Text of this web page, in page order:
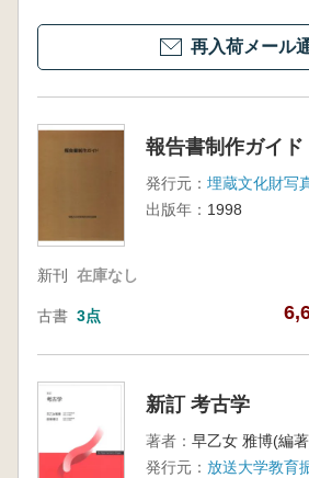
再入荷メール
報告書制作ガイド
発行元： 埋蔵文化財写
出版年： 1998
新刊 在庫なし
古書 3点
新訂 考古学
著者： 早乙女 雅博(編
発行元： 放送大学教育